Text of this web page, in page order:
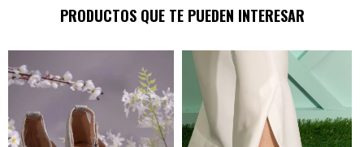
PRODUCTOS QUE TE PUEDEN INTERESAR